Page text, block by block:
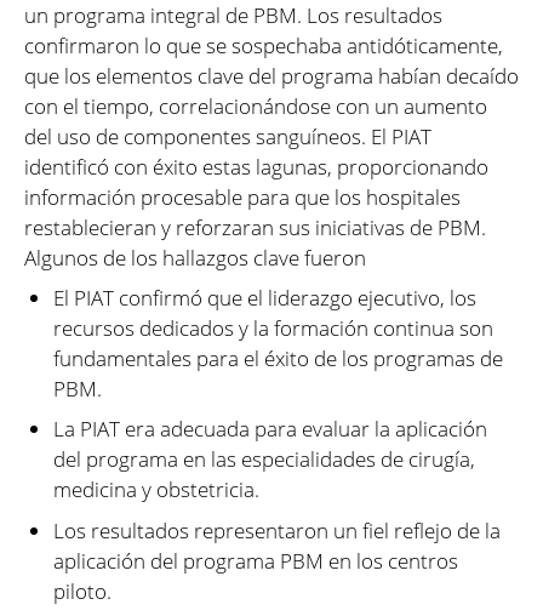
un programa integral de PBM. Los resultados
confirmaron lo que se sospechaba antidóticamente,
que los elementos clave del programa habían decaído
con el tiempo, correlacionándose con un aumento
del uso de componentes sanguíneos. El PIAT
identificó con éxito estas lagunas, proporcionando
información procesable para que los hospitales
restablecieran y reforzaran sus iniciativas de PBM.
Algunos de los hallazgos clave fueron
El PIAT confirmó que el liderazgo ejecutivo, los
recursos dedicados y la formación continua son
fundamentales para el éxito de los programas de
PBM.
La PIAT era adecuada para evaluar la aplicación
del programa en las especialidades de cirugía,
medicina y obstetricia.
Los resultados representaron un fiel reflejo de la
aplicación del programa PBM en los centros
piloto.